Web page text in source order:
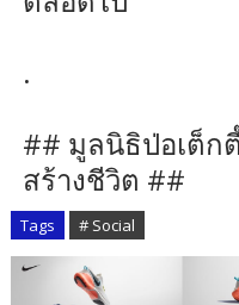
.
## มูลนิธิป่อเต็ก
สร้างชีวิต ##
Tags # Social